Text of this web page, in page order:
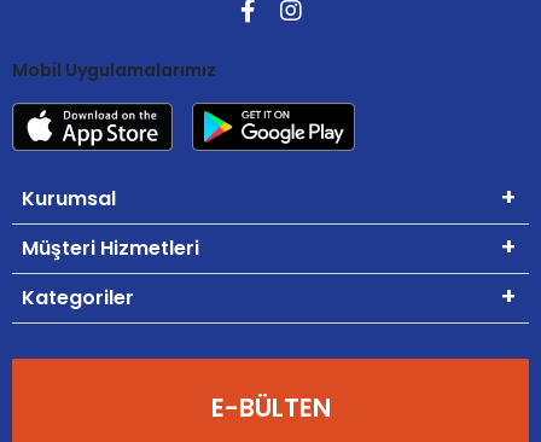
Mobil Uygulamalarımız
Kurumsal
Müşteri Hizmetleri
Kategoriler
E-BÜLTEN